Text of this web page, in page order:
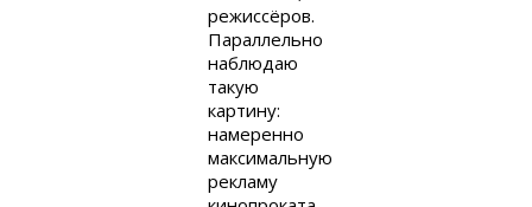
режиссёров.
Параллельно
наблюдаю
такую
картину:
намеренно
максимальную
рекламу